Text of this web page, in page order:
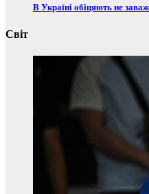
В Україні обіцяють не
Світ